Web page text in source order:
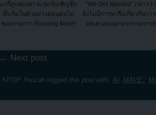
แกรี่ถูกสองสาวแขกรับเชิญจุ๊บ
ที่แก้มในตัวอย่างตอนต่อไป
ของรายการ Running Man!!
“We Got Married” กล่าวว่า
ยังไม่มีการหารือเกี่ยวกับกา
อดเยวอนออกจากรายการ!!
← Next post
KPOP Youzab tagged this post with: AI MAVE: